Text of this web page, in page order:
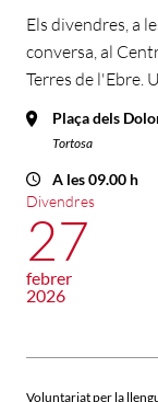
Els divendres, a
conversa, al
Terres de l'Ebre.
Plaça dels
Tortosa
A les 09.00 h
Divendres
27
febrer
2026
Voluntariat per la